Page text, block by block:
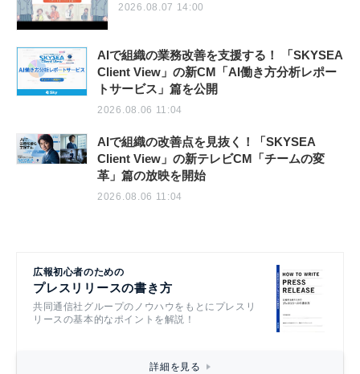
2026.08.07 14:00
AIで組織の業務改善を支援する！ 「SKYSEA
Client View」の新CM「AI働き方分析レポー
トサービス」篇を公開
2026.08.06 11:04
AIで組織の改善点を見抜く！「SKYSEA
Client View」の新テレビCM「チームの変
革」篇の放映を開始
2026.08.06 11:04
広報初心者のための
プレスリリースの書き方
共同通信社グループのノウハウをもとにプレスリ
リースの基本的なポイントを解説！
詳細を見る